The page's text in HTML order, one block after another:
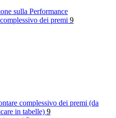
sulla Performance
dei premi 9
complessivo dei premi (da
in tabelle) 9